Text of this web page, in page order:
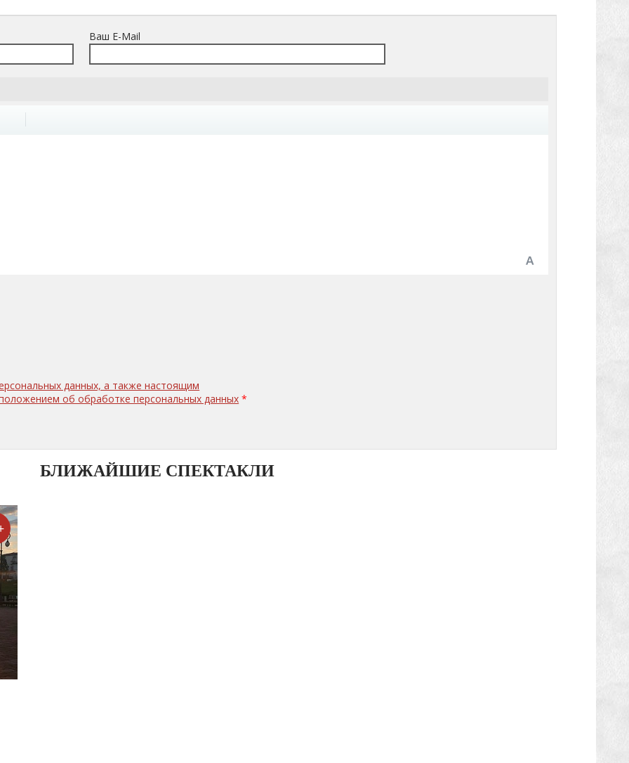
Ваш E-Mail
данных, а также настоящим
об обработке персональных данных *
БЛИЖАЙШИЕ СПЕКТАКЛИ